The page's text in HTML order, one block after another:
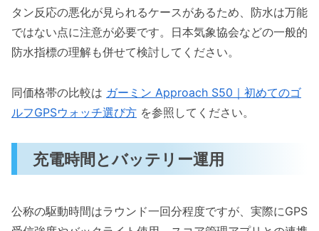
タン反応の悪化が見られるケースがあるため、防水は万能
ではない点に注意が必要です。日本気象協会などの一般的
防水指標の理解も併せて検討してください。
同価格帯の比較は ガーミン Approach S50｜初めてのゴ
ルフGPSウォッチ選び方 を参照してください。
充電時間とバッテリー運用
公称の駆動時間はラウンド一回分程度ですが、実際にGPS